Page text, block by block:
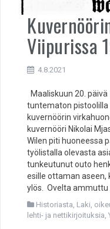
Viipurissa
4.8.2021
Maaliskuun 20.
tuntematon
kuvernöörin
kuvernööri Nikolai
Wilen piti huoneessa
työlistalla olevasta
tunkeutunut outo
esille ottaman aseen,
ylös. Ovelta ammuttu
Historiasta Laki,
lehti- ja nettikirjoituksia